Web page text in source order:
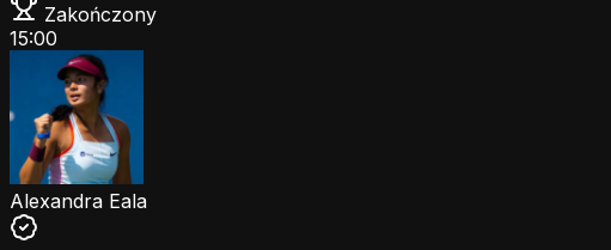
Zakończony
15:00
Alexandra Eala